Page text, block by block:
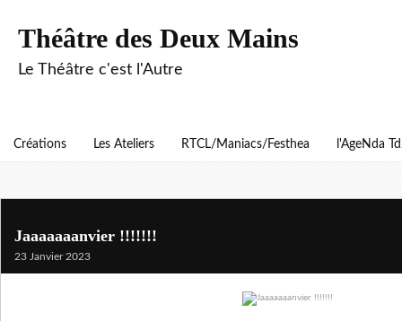
Théâtre des Deux Mains
Le Théâtre c'est l'Autre
Créations Les Ateliers RTCL/Maniacs/Festhea l'AgeNda
Jaaaaaaanvier !!!!!!!
23 Janvier 2023